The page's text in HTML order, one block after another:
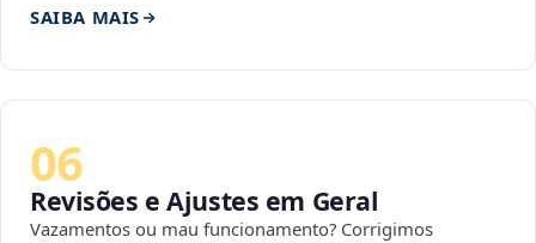
SAIBA MAIS
06
Revisões e Ajustes em Geral
Vazamentos ou mau funcionamento? Corrigimos